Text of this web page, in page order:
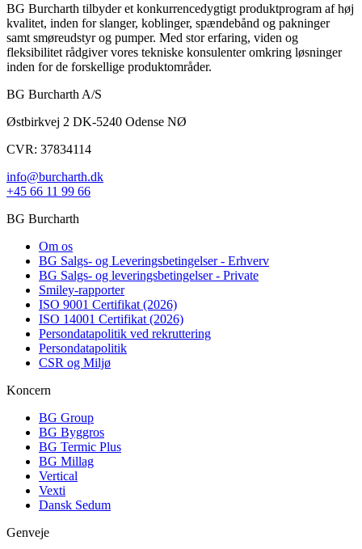
BG Burcharth tilbyder et konkurrencedygtigt produktprogram af høj
kvalitet, inden for slanger, koblinger, spændebånd og pakninger
samt smøreudstyr og pumper. Med stor erfaring, viden og
fleksibilitet rådgiver vores tekniske konsulenter omkring løsninger
inden for de forskellige produktområder.
BG Burcharth A/S
Østbirkvej 2 DK-5240 Odense NØ
CVR: 37834114
info@burcharth.dk
+45 66 11 99 66
BG Burcharth
Om os
BG Salgs- og Leveringsbetingelser - Erhverv
BG Salgs- og leveringsbetingelser - Private
Smiley-rapporter
ISO 9001 Certifikat (2026)
ISO 14001 Certifikat (2026)
Persondatapolitik ved rekruttering
Persondatapolitik
CSR og Miljø
Koncern
BG Group
BG Byggros
BG Termic Plus
BG Millag
Vertical
Vexti
Dansk Sedum
Genveje